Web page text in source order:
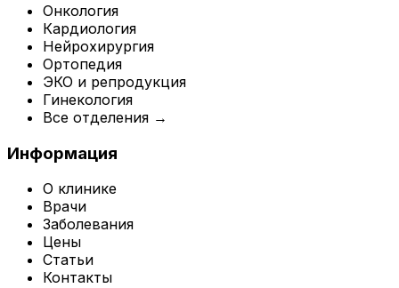
Онкология
Кардиология
Нейрохирургия
Ортопедия
ЭКО и репродукция
Гинекология
Все отделения →
Информация
О клинике
Врачи
Заболевания
Цены
Статьи
Контакты